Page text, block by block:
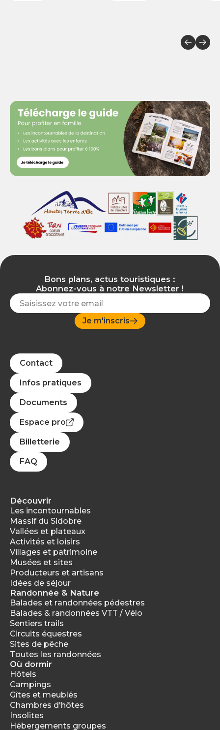
Bons plans, actus touristiques :
Abonnez-vous à notre Newsletter !
Je m'inscris
Contact
Infos pratiques
Documents
Espace pro
Billetterie
FAQ
Découvrir
Les incontournables
Massif du Sidobre
Vallées et plateaux
Activités et loisirs
Villages et patrimoine
Musées et sites
Producteurs et artisans
Idées de séjour
Randonnée & Nature
Balades et randonnées pédestres
Balades & randonnées VTT / Vélo
Sentiers trails
Circuits équestres
Sites de pêche
Toutes les randonnées
Où dormir
Hôtels
Campings
Gîtes et meublés
Chambres d'hôtes
Insolites
Hébergements groupes